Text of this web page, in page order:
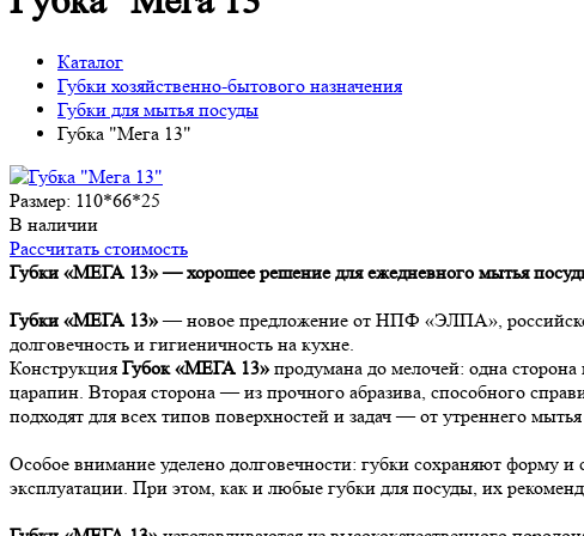
Каталог
Губки хозяйственно-бытового назначения
Губки для мытья посуды
Губка "Мега 13"
Размер: 110*66*25
В наличии
Рассчитать стоимость
Губки «МЕГА 13» — хорошее решение для ежедневного мытья
Губки «МЕГА 13»— новое предложение от НПФ «ЭЛПА»,
долговечность и гигиеничность на кухне.
Конструкция Губок «МЕГА 13» продумана до мелочей: одна
царапин. Вторая сторона — из прочного абразива, способного
подходят для всех типов поверхностей и задач — от утреннего
Особое внимание уделено долговечности: губки сохраняют форму
эксплуатации. При этом, как и любые губки для посуды, их